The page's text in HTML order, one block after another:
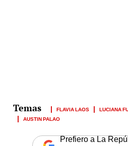
FLAVIA LAOS LUCIANA
AUSTIN PALAO
Prefiero a La